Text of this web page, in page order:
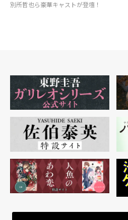
別所哲也ら豪華キャストが登壇！